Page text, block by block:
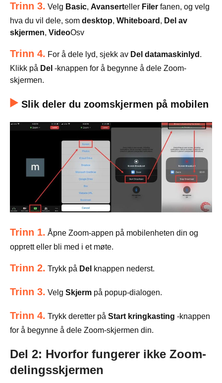
Trinn 3. Velg Basic, Avanserteller Filer fanen, og velg
hva du vil dele, som desktop, Whiteboard , Del av
skjermen, VideoOsv
Trinn 4. For å dele lyd, sjekk av Del datamaskinlyd .
Klikk på Del -knappen for å begynne å dele Zoom-
skjermen.
Slik deler du zoomskjermen på mobilen
Trinn 1. Åpne Zoom-appen på mobilenheten din og
opprett eller bli med i et møte.
Trinn 2. Trykk på Del knappen nederst.
Trinn 3. Velg Skjerm på popup-dialogen.
Trinn 4. Trykk deretter på Start kringkasting -knappen
for å begynne å dele Zoom-skjermen din.
Del 2: Hvorfor fungerer ikke Zoom-
delingsskjermen